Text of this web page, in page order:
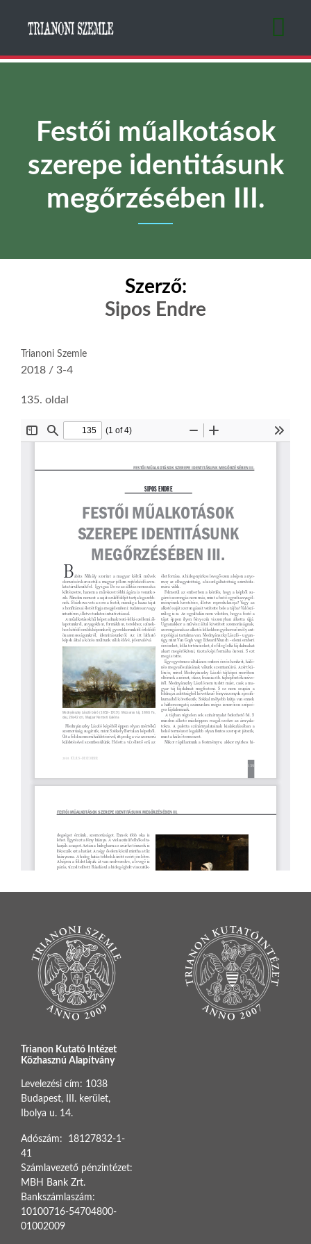
Festői műalkotások
szerepe identitásunk
megőrzésében III.
Szerző:
Sipos Endre
Trianoni Szemle
2018 / 3-4
135. oldal
Trianon Kutató Intézet
Közhasznú Alapítvány
Levelezési cím: 1038
Budapest, III. kerület,
Ibolya u. 14.
Adószám: 18127832-1-
41
Számlavezető pénzintézet:
MBH Bank Zrt.
Bankszámlaszám:
10100716-54704800-
01002009